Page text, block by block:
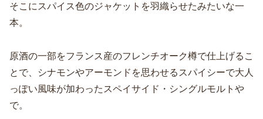
そこにスパイス色のジャケットを羽織らせたみたいな一
本。
原酒の一部をフランス産のフレンチオーク樽で仕上げるこ
とで、シナモンやアーモンドを思わせるスパイシーで大人
っぽい風味が加わったスペイサイド・シングルモルトや
で。